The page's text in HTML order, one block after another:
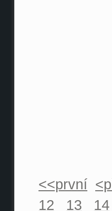
<<první
12
13 14